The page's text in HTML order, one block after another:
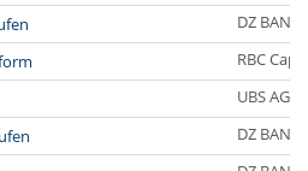
DZ BANK
RBC
UBS AG
DZ BANK